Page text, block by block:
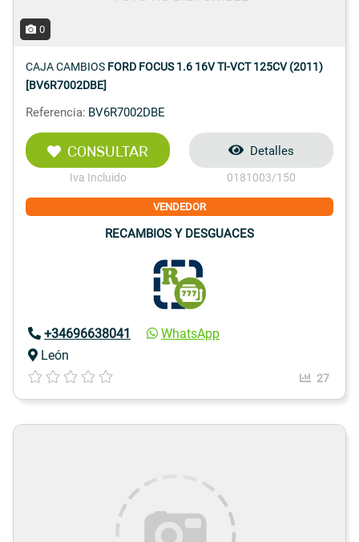
0
CAJA CAMBIOS FORD FOCUS 1.6 16V TI-VCT 125CV (2011)
[BV6R7002DBE]
Referencia: BV6R7002DBE
CONSULTAR
Iva Incluido
Detalles
0181003/150
VENDEDOR
RECAMBIOS Y DESGUACES
+34696638041
WhatsApp
León
27